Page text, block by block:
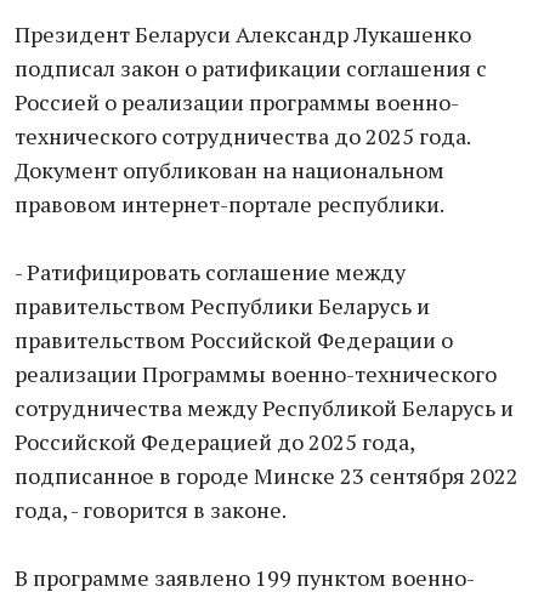
Президент Беларуси Александр Лукашенко
подписал закон о ратификации соглашения с
Россией о реализации программы военно-
технического сотрудничества до 2025 года.
Документ опубликован на национальном
правовом интернет-портале республики.
- Ратифицировать соглашение между
правительством Республики Беларусь и
правительством Российской Федерации о
реализации Программы военно-технического
сотрудничества между Республикой Беларусь и
Российской Федерацией до 2025 года,
подписанное в городе Минске 23 сентября 2022
года, - говорится в законе.
В программе заявлено 199 пунктом военно-